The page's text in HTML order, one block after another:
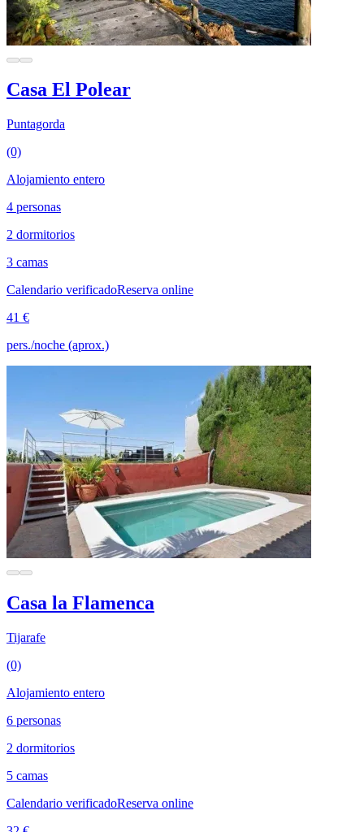
Casa El Polear
Puntagorda
(0)
Alojamiento entero
4 personas
2 dormitorios
3 camas
Calendario verificadoReserva online
41 €
pers./noche (aprox.)
Casa la Flamenca
Tijarafe
(0)
Alojamiento entero
6 personas
2 dormitorios
5 camas
Calendario verificadoReserva online